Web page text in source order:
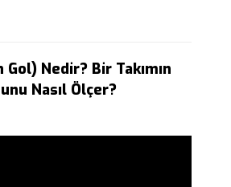
Nedir? Bir Takımın
Nasıl Ölçer?